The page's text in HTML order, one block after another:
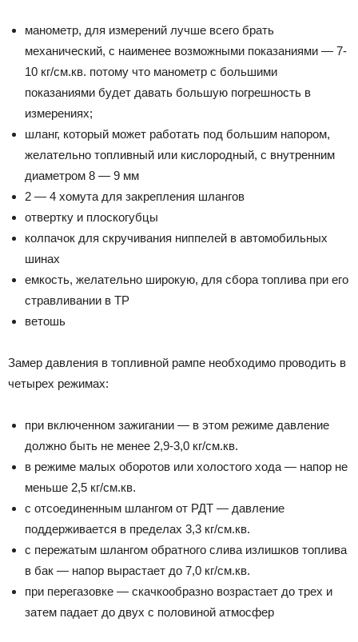
манометр, для измерений лучше всего брать
механический, с наименее возможными показаниями — 7-
10 кг/см.кв. потому что манометр с большими
показаниями будет давать большую погрешность в
измерениях;
шланг, который может работать под большим напором,
желательно топливный или кислородный, с внутренним
диаметром 8 — 9 мм
2 — 4 хомута для закрепления шлангов
отвертку и плоскогубцы
колпачок для скручивания ниппелей в автомобильных
шинах
емкость, желательно широкую, для сбора топлива при его
стравливании в ТР
ветошь
Замер давления в топливной рампе необходимо проводить в
четырех режимах:
при включенном зажигании — в этом режиме давление
должно быть не менее 2,9-3,0 кг/см.кв.
в режиме малых оборотов или холостого хода — напор не
меньше 2,5 кг/см.кв.
с отсоединенным шлангом от РДТ — давление
поддерживается в пределах 3,3 кг/см.кв.
с пережатым шлангом обратного слива излишков топлива
в бак — напор вырастает до 7,0 кг/см.кв.
при перегазовке — скачкообразно возрастает до трех и
затем падает до двух с половиной атмосфер